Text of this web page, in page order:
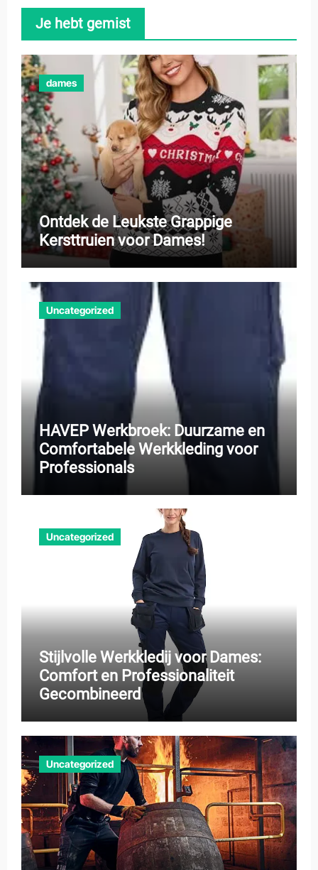
Je hebt gemist
dames
Ontdek de Leukste Grappige
Kersttruien voor Dames!
Uncategorized
HAVEP Werkbroek: Duurzame en
Comfortabele Werkkleding voor
Professionals
Uncategorized
Stijlvolle Werkkledij voor Dames:
Comfort en Professionaliteit
Gecombineerd
Uncategorized